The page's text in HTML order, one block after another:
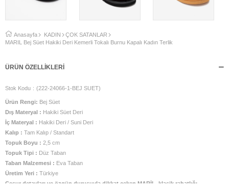
Anasayfa KADIN
ÇOK SATANLAR
MARİL Bej Süet Hakiki Deri Kemerli Tokalı Burnu Kapalı Kadın Terlik
ÜRÜN ÖZELLIKLERI
Stok Kodu (222-24066-1-BEJ SUET)
Ürün Rengi: Bej Süet
Dış Materyal : Hakiki Süet Deri
İç Materyal : Hakiki Deri / Suni Deri
Kalıp : Tam Kalıp / Standart
Topuk Boyu : 2,5 cm
Topuk Tipi : Düz Taban
Taban Malzemesi : Eva Taban
Üretim Yeri : Türkiye
Cesur detayları ve özgün duruşuyla dikkat çeken MARİL, klasik rahatlığı